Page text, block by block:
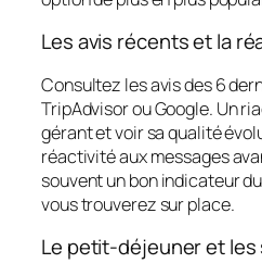
Les avis récents et la
Consultez les avis des 6
TripAdvisor ou Google. Un
gérant et voir sa qualité
réactivité aux messages
souvent un bon indicateur
vous trouverez sur place.
Le petit-déjeuner et les